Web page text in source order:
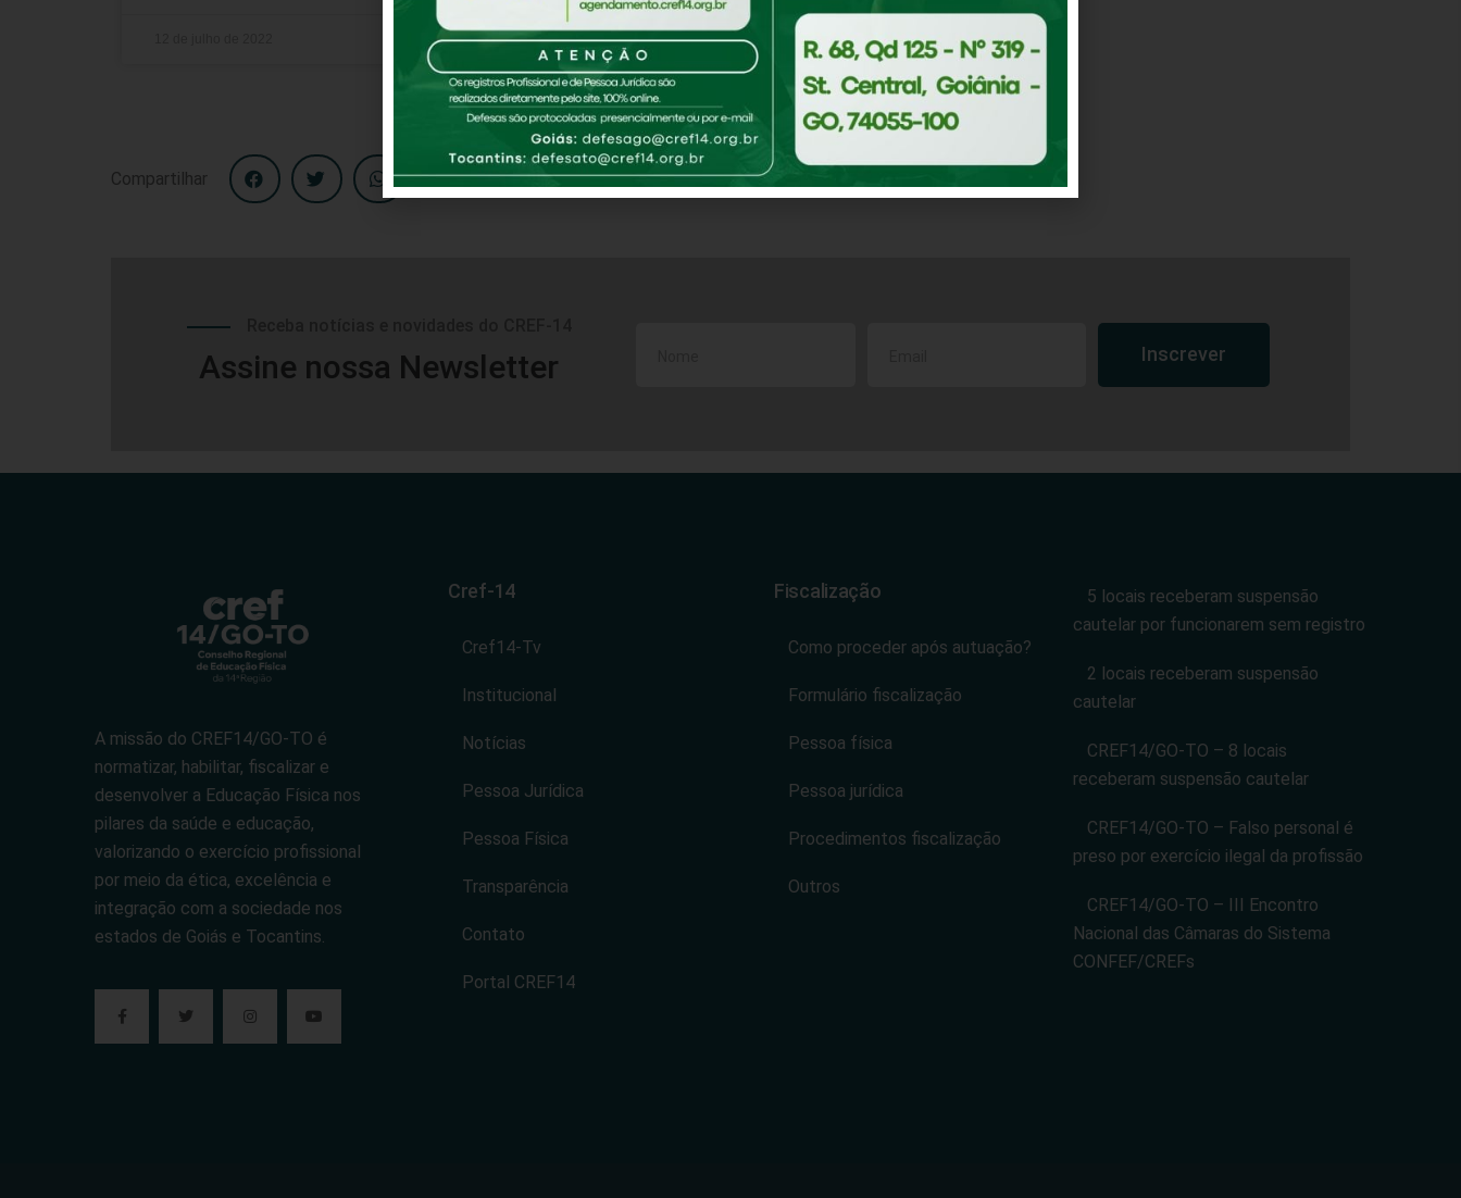
Compartilhar
Assine nossa Newsletter Inscrever
A missão do CREF14/GO-TO é
normatizar, habilitar, fiscalizar e
desenvolver a Educação Física nos
pilares da saúde e educação,
valorizando o exercício profissional
por meio da ética, excelência e
integração com a sociedade nos
estados de Goiás e Tocantins.
Cref-14
Cref14-Tv
Institucional
Notícias
Pessoa Jurídica
Pessoa Física
Transparência
Contato
Portal CREF14
Fiscalização
Como proceder após autuação?
Formulário fiscalização
Pessoa física
Pessoa jurídica
Procedimentos fiscalização
Outros
5 locais receberam suspensão
cautelar por funcionarem sem registro
2 locais receberam suspensão
cautelar
CREF14/GO-TO – 8 locais
receberam suspensão cautelar
CREF14/GO-TO – Falso personal é
preso por exercício ilegal da profissão
CREF14/GO-TO – III Encontro
Nacional das Câmaras do Sistema
CONFEF/CREFs